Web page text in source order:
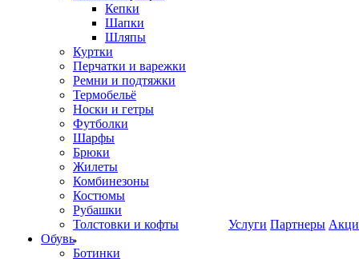
Кепки
Шапки
Шляпы
Куртки
Перчатки и варежки
Ремни и подтяжки
Термобельё
Носки и гетры
Футболки
Шарфы
Брюки
Жилеты
Комбинезоны
Костюмы
Рубашки
Толстовки и кофты
Обувь
Ботинки
Услуги Партнеры